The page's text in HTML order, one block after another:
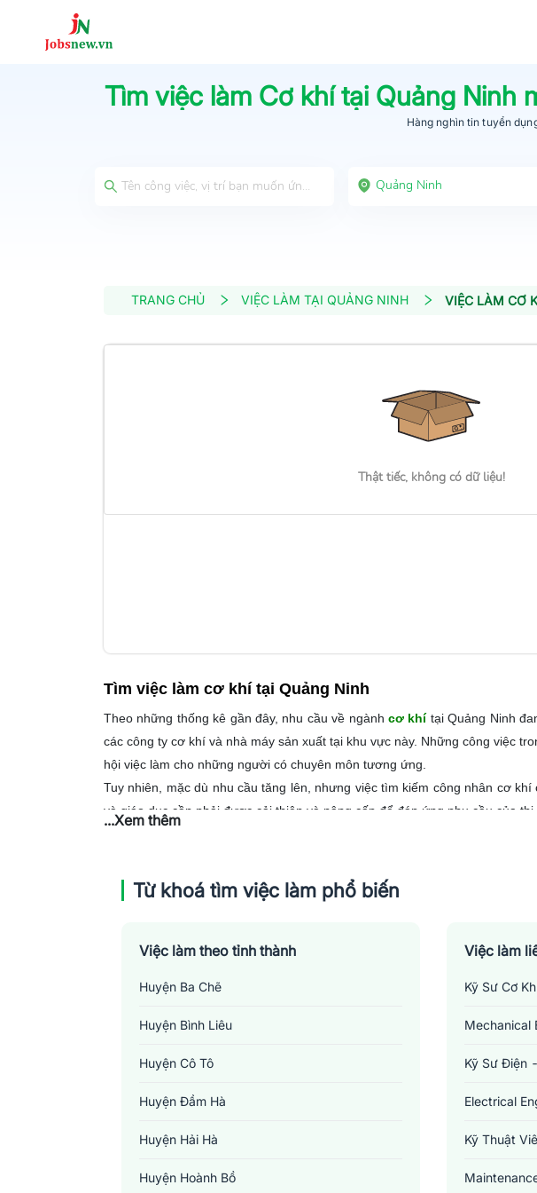
Tìm việc làm Cơ khítại Quảng Ninh
Hàng nghìn tin tuyển
Quảng Ninh
TRANG CHỦ VIỆC LÀM TẠI QUẢNG NINH VIỆC LÀM CƠ
Thật tiếc, không có dữ liệu!
Tìm việc làm cơ khí tại Quảng Ninh
Theo những thống kê gần đây, nhu cầu về ngành cơ khítại Quảng Ninh
các công ty cơ khí và nhà máy sản xuất tại khu vực này. Những công việc
hội việc làm cho những người có chuyên môn tương ứng.
Tuy nhiên, mặc dù nhu cầu tăng lên, nhưng việc tìm kiếm công nhân cơ khí
và giáo dục cần phải được cải thiện và nâng cấp để đáp ứng nhu cầu của
...Xem thêm
Từ khoá tìm việc làm phổ biến
Việc làm theo tỉnh thành
Huyện Ba Chẽ
Huyện Bình Liêu
Huyện Cô Tô
Huyện Đầm Hà
Huyện Hải Hà
Huyện Hoành Bồ
Việc làm
Kỹ Sư Cơ
Mechanical
Kỹ Sư Điện
Electrical
Kỹ Thuật